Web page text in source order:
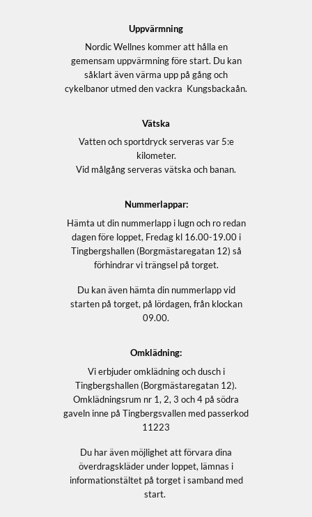
Uppvärmning
Nordic Wellnes kommer att hålla en
gemensam uppvärmning före start. Du kan
såklart även värma upp på gång och
cykelbanor utmed den vackra Kungsbackaån.
Vätska
Vatten och sportdryck serveras var 5:e
kilometer.
Vid målgång serveras vätska och banan.
Nummerlappar:
Hämta ut din nummerlapp i lugn och ro redan
dagen före loppet, Fredag kl 16.00-19.00 i
Tingbergshallen (Borgmästaregatan 12) så
förhindrar vi trängsel på torget.
Du kan även hämta din nummerlapp vid
starten på torget, på lördagen, från klockan
09.00.
Omklädning:
Vi erbjuder omklädning och dusch i
Tingbergshallen (Borgmästaregatan 12).
Omklädningsrum nr 1, 2, 3 och 4 på södra
gaveln inne på Tingbergsvallen med passerkod
11223
Du har även möjlighet att förvara dina
överdragskläder under loppet, lämnas i
informationstältet på torget i samband med
start.